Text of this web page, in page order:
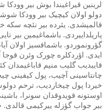
لرینین قیراغیندا بوش بیر
دولو اولان کیچیک بیر وودکا
قالمیشدی. یئرده بیر نئچه سکه
پاریلداییردی. باشماغیمین بیر
گؤرونموردو. باشماقسیز اولان
ایدی. اؤردکلره چورک وئرن قوجا
قاییدیب گلیب منیم قاباغیمدان
چانتاسینی آچیب، پول کیفینی
خیردا پول چیخاردیب، ترحم
اوستونه قویدوقدان سونرا،
بیر جواب گؤزله ییرکیمی